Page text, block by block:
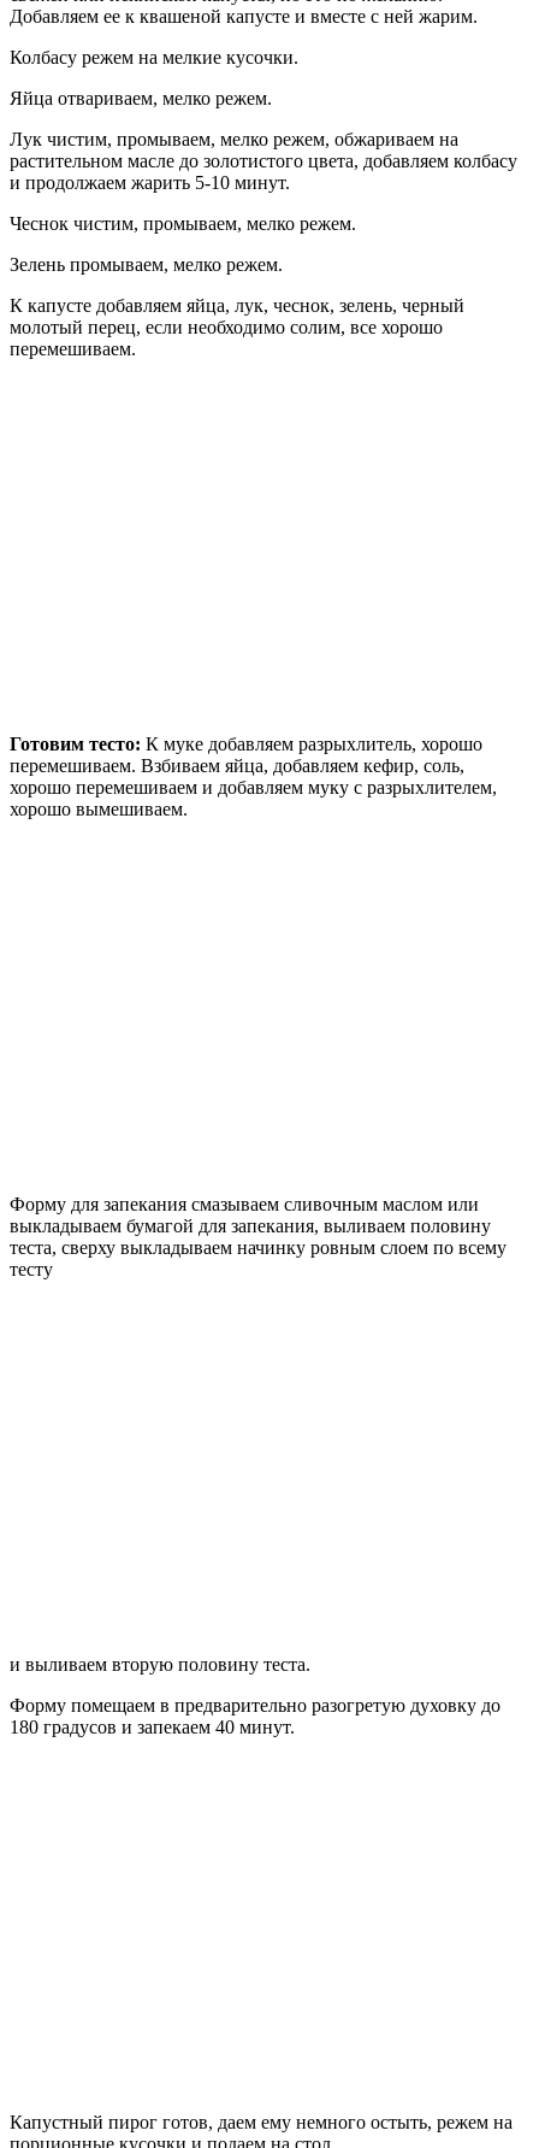
Добавляем ее к квашеной капусте и вместе с ней жарим.
Колбасу режем на мелкие кусочки.
Яйца отвариваем, мелко режем.
Лук чистим, промываем, мелко режем, обжариваем на
растительном масле до золотистого цвета, добавляем колбасу
и продолжаем жарить 5-10 минут.
Чеснок чистим, промываем, мелко режем.
Зелень промываем, мелко режем.
К капусте добавляем яйца, лук, чеснок, зелень, черный
молотый перец, если необходимо солим, все хорошо
перемешиваем.
Готовим тесто: К муке добавляем разрыхлитель, хорошо
перемешиваем. Взбиваем яйца, добавляем кефир, соль,
хорошо перемешиваем и добавляем муку с разрыхлителем,
хорошо вымешиваем.
Форму для запекания смазываем сливочным маслом или
выкладываем бумагой для запекания, выливаем половину
теста, сверху выкладываем начинку ровным слоем по всему
тесту
и выливаем вторую половину теста.
Форму помещаем в предварительно разогретую духовку до
180 градусов и запекаем 40 минут.
Капустный пирог готов, даем ему немного остыть, режем на
порционные кусочки и подаем на стол.